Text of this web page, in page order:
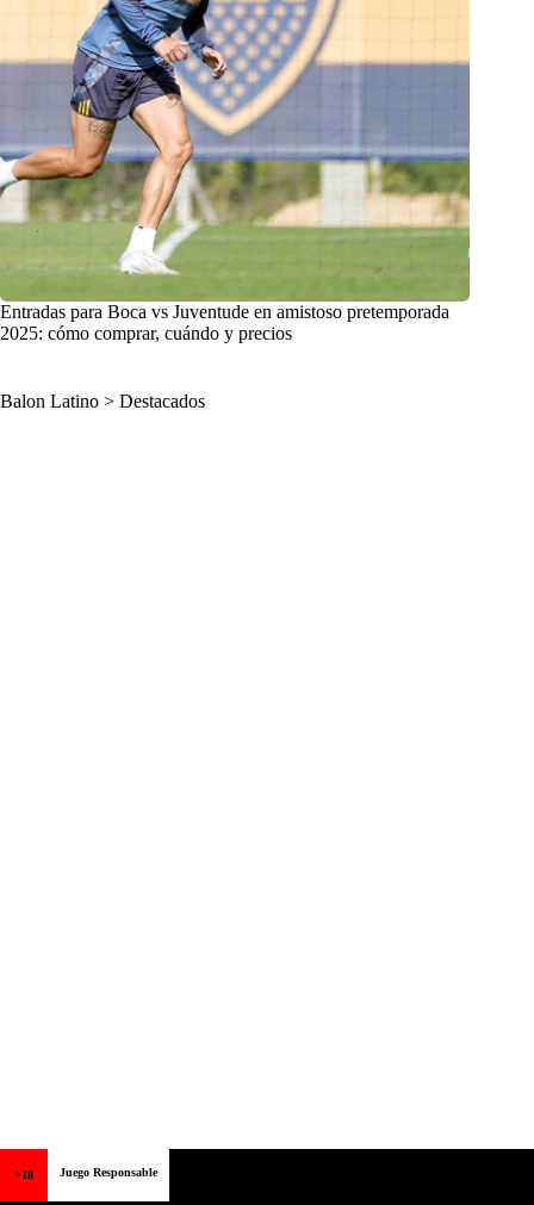
Entradas para Boca vs Juventude en amistoso pretemporada
2025: cómo comprar, cuándo y precios
Balon Latino > Destacados
+18 Juego Responsable